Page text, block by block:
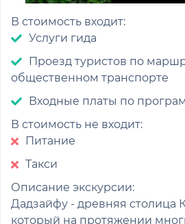
В стоимость входит:
Услуги гида
Проезд туристов по
общественном транспорте
Входные платы по
В стоимость не входит:
Питание
Такси
Описание экскурсии:
Дадзайфу - древняя столица
который на протяжении